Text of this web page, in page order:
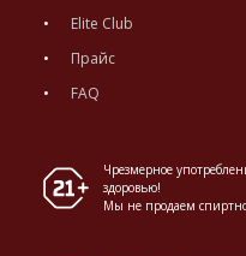
Elite Club
Прайс
FAQ
Чрезмерное
здоровью!
Мы не продаем